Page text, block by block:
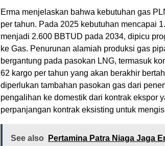
Erma menjelaskan bahwa kebutuhan gas
per tahun. Pada 2025 kebutuhan mencapai
menjadi 2.600 BBTUD pada 2034, dipicu
ke Gas. Penurunan alamiah produksi gas
bergantung pada pasokan LNG, termasuk
62 kargo per tahun yang akan berakhir
diperlukan tambahan pasokan gas dari
pengalihan ke domestik dari kontrak ekspor
perpanjangan kontrak eksisting untuk
See also
Pertamina Patra Niaga Jaga